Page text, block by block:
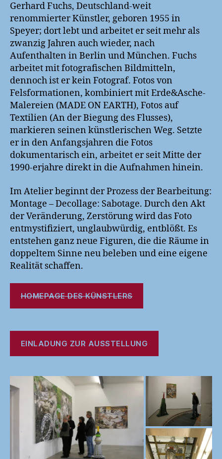
Gerhard Fuchs, Deutschland-weit
renommierter Künstler, geboren 1955 in
Speyer; dort lebt und arbeitet er seit mehr als
zwanzig Jahren auch wieder, nach
Aufenthalten in Berlin und München. Fuchs
arbeitet mit fotografischen Bildmitteln,
dennoch ist er kein Fotograf. Fotos von
Felsformationen, kombiniert mit Erde&Asche-
Malereien (MADE ON EARTH), Fotos auf
Textilien (An der Biegung des Flusses),
markieren seinen künstlerischen Weg. Setzte
er in den Anfangsjahren die Fotos
dokumentarisch ein, arbeitet er seit Mitte der
1990-erjahre direkt in die Aufnahmen hinein.
Im Atelier beginnt der Prozess der Bearbeitung:
Montage – Decollage: Sabotage. Durch den Akt
der Veränderung, Zerstörung wird das Foto
entmystifiziert, unglaubwürdig, entblößt. Es
entstehen ganz neue Figuren, die die Räume in
doppeltem Sinne neu beleben und eine eigene
Realität schaffen.
HOMEPAGE DES KÜNSTLERS
EINLADUNG ZUR AUSSTELLUNG